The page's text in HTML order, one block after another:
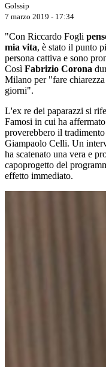
Golssip
7 marzo 2019 - 17:34
"Con Riccardo Fogli
mia vita, è stato il punto
persona cattiva e sono
Così Fabrizio Corona
Milano per "fare
giorni".
L'ex re dei paparazzi si
Famosi in cui ha
proverebbero il
Giampaolo Celli. Un
ha scatenato una vera e
capoprogetto del
effetto immediato.